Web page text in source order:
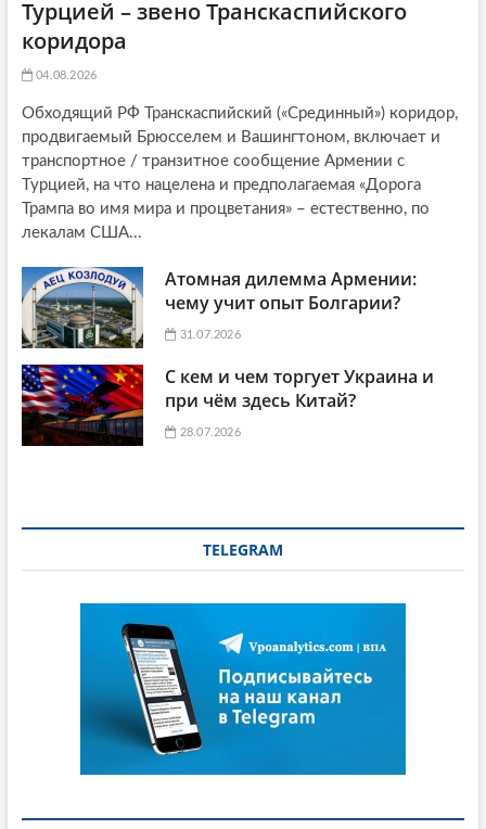
Турцией – звено Транскаспийского
коридора
04.08.2026
Обходящий РФ Транскаспийский («Срединный») коридор,
продвигаемый Брюсселем и Вашингтоном, включает и
транспортное / транзитное сообщение Армении с
Турцией, на что нацелена и предполагаемая «Дорога
Трампа во имя мира и процветания» – естественно, по
лекалам США...
Атомная дилемма Армении:
чему учит опыт Болгарии?
31.07.2026
С кем и чем торгует Украина и
при чём здесь Китай?
28.07.2026
TELEGRAM